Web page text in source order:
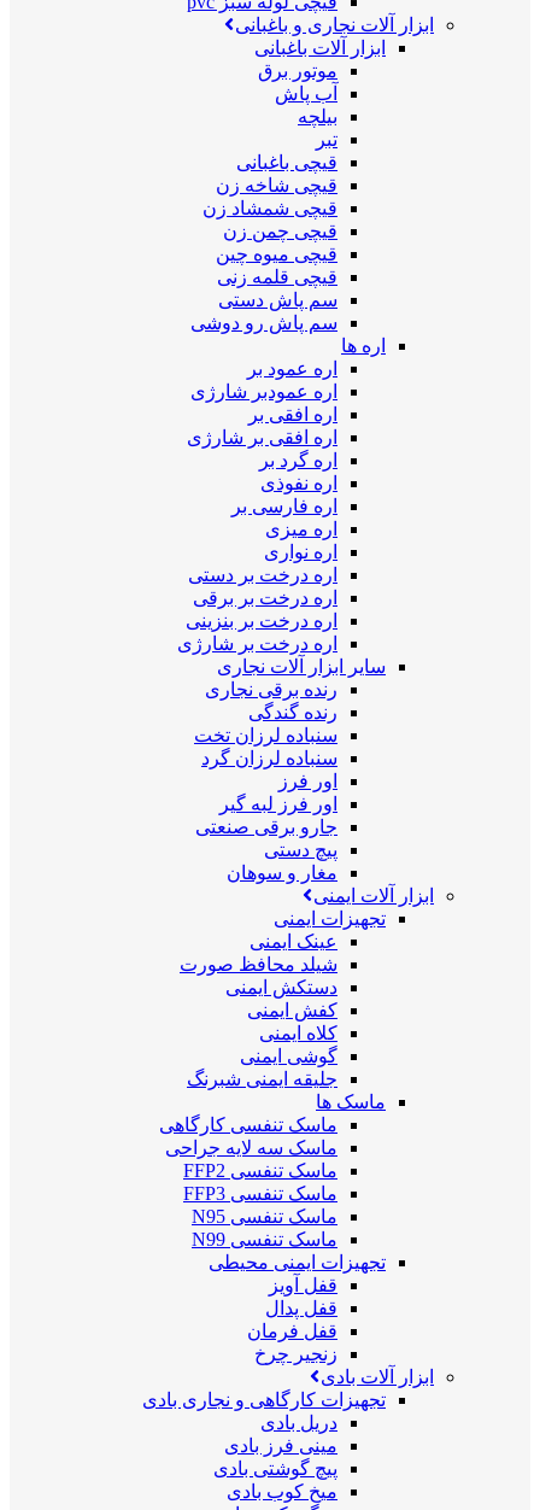
ابزار آلات نجاری و باغبانی
ابزار آلات باغبانی
موتور برق
آب پاش
بیلچه
تبر
قیچی باغبانی
قیچی شاخه زن
قیچی شمشاد زن
قیچی چمن زن
قیچی میوه چین
قیچی قلمه زنی
سم پاش دستی
سم پاش رو دوشی
اره ها
اره عمود بر
اره عمودبر شارژی
اره افقی بر
اره افقی بر شارژی
اره گرد بر
اره نفوذی
اره فارسی بر
اره میزی
اره نواری
اره درخت بر دستی
اره درخت بر برقی
اره درخت بر بنزینی
اره درخت بر شارژی
سایر ابزار آلات نجاری
رنده برقی نجاری
رنده گندگی
سنباده لرزان تخت
سنباده لرزان گرد
اور فرز
اور فرز لبه گیر
جارو برقی صنعتی
پیچ دستی
مغار و سوهان
ابزار آلات ایمنی
تجهیزات ایمنی
عینک ایمنی
شیلد محافظ صورت
دستکش ایمنی
کفش ایمنی
کلاه ایمنی
گوشی ایمنی
جلیقه ایمنی شبرنگ
ماسک ها
ماسک تنفسی کارگاهی
ماسک سه لایه جراحی
ماسک تنفسی FFP2
ماسک تنفسی FFP3
ماسک تنفسی N95
ماسک تنفسی N99
تجهیزات ایمنی محیطی
قفل آویز
قفل پدال
قفل فرمان
زنجیر چرخ
ابزار آلات بادی
تجهیزات کارگاهی و نجاری بادی
دریل بادی
مینی فرز بادی
پیچ گوشتی بادی
میخ کوب بادی